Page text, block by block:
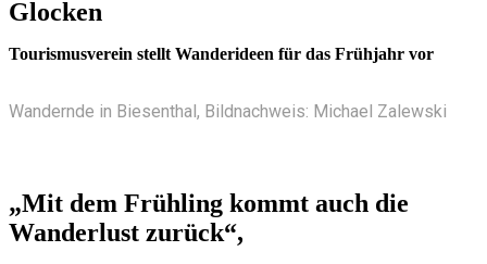
Glocken
Tourismusverein stellt Wanderideen für das Frühjahr vor
Wandernde in Biesenthal, Bildnachweis: Michael Zalewski
„Mit dem Frühling kommt auch die
Wanderlust zurück“,